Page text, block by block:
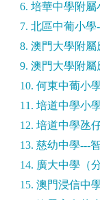
6. 培華中學附
7. 北區中葡小
8. 澳門大學附
9. 澳門大學附
10. 何東中葡小
11. 培道中學小
12. 培道中學氹
13. 慈幼中學---
14. 廣大中學（
15. 澳門浸信中